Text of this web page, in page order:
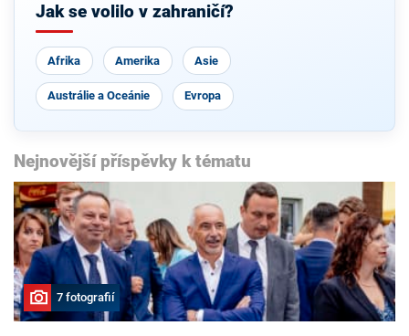
Jak se volilo v zahraničí?
Afrika Amerika Asie
Austrálie a Oceánie Evropa
Nejnovější příspěvky k tématu
7 fotografií